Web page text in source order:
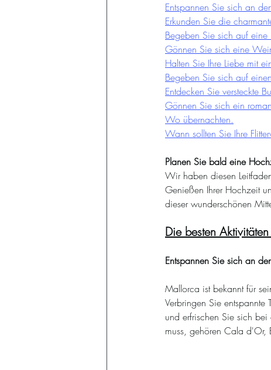
Entspannen Sie sich an
Erkunden Sie die
Begeben Sie sich auf
Gönnen Sie sich eine
Halten Sie Ihre Liebe mit
Begeben Sie sich auf
Entdecken Sie versteckte
Gönnen Sie sich ein
Wo übernachten.
Wann sollten Sie Ihre
Planen Sie bald eine
Wir haben diesen
Genießen Ihrer Hochzeit
dieser wunderschönen
Die besten
Entspannen Sie sich an
Mallorca ist bekannt für
Verbringen Sie
und erfrischen Sie sich
muss, gehören Cala d'Or,